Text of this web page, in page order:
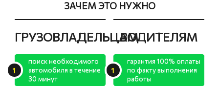
ЗАЧЕМ ЭТО НУЖНО
ГРУЗОВЛАДЕЛЬЦАМ
поиск необходимого
автомобиля в течение
30 минут
ВОДИТЕЛЯМ
гарантия 100% оплаты
по факту выполнения
работы